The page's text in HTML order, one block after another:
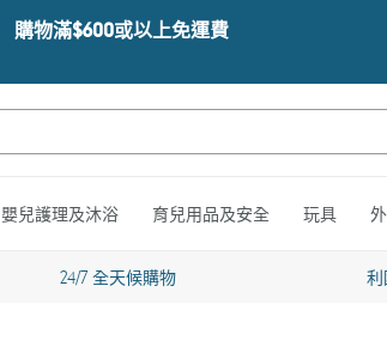
購物滿$600或以上免運費
嬰兒護理及沐浴 育兒用品及安全 玩具
24/7 全天候購物